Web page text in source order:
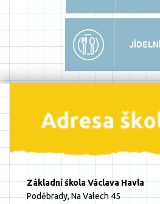
Základní škola Václava Havla
Poděbrady, Na Valech 45